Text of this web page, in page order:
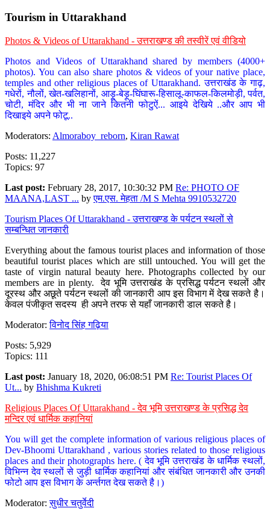
Tourism in Uttarakhand
Photos & Videos of Uttarakhand - उत्तराखण्ड की तस्वीरें एवं वीडियो
Photos and Videos of Uttarakhand shared by members (4000+
photos). You can also share photos & videos of your native place,
temples and other religious places of Uttarakhand. उत्तराखंड के गाढ़,
गधेरों, नौलों, खेत-खलिहानों, आड़ू-बेड़ू-घिंघारू-हिसालू-काफल-किलमोड़ी, पर्वत,
चोटी, मंदिर और भी ना जाने कितनी फोटुऐं... आइये देखिये ..और आप भी
दिखाइये अपने फोटू..
Moderators: Almoraboy_reborn, Kiran Rawat
Posts: 11,227
Topics: 97
Last post: February 28, 2017, 10:30:32 PM Re: PHOTO OF
MAANA,LAST ... byएम.एस. मेहता /M S Mehta 9910532720
Tourism Places Of Uttarakhand - उत्तराखण्ड के पर्यटन स्थलों से
सम्बन्धित जानकारी
Everything about the famous tourist places and information of those
beautiful tourist places which are still untouched. You will get the
taste of virgin natural beauty here. Photographs collected by our
members are in plenty. देव भूमि उत्तराखंड के प्रसिद्ध पर्यटन स्थलों और
दूरस्थ और अछूते पर्यटन स्थलों की जानकारी आप इस विभाग में देख सकते है।
केवल पंजीकृत सदस्य ही अपने तरफ से यहाँ जानकारी डाल सकते है।
Moderator:विनोद सिंह गढ़िया
Posts: 5,929
Topics: 111
Last post: January 18, 2020, 06:08:51 PM Re: Tourist Places Of
Ut... by Bhishma Kukreti
Religious Places Of Uttarakhand - देव भूमि उत्तराखण्ड के प्रसिद्ध देव
मन्दिर एवं धार्मिक कहानियां
You will get the complete information of various religious places of
Dev-Bhoomi Uttarakhand , various stories related to those religious
places and their photographs here. ( देव भूमि उत्तराखंड के धार्मिक स्थलों,
विभिन्न देव स्थलों से जुड़ी धार्मिक कहानियां और संबंधित जानकारी और उनकी
फोटो आप इस विभाग के अर्न्तगत देख सकते है।)
Moderator:सुधीर चतुर्वेदी